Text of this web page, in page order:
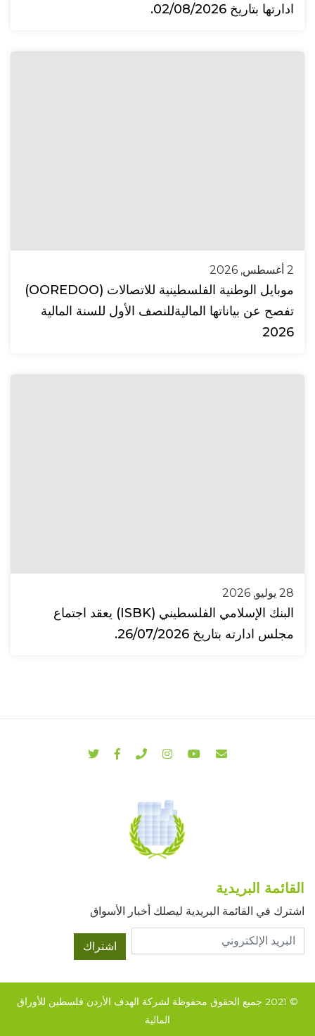
ادارتها بتاريخ 02/08/2026.
2 أغسطس, 2026
موبايل الوطنية الفلسطينية للاتصالات (OOREDOO)
تفصح عن بياناتها الماليةللنصف الأول للسنة المالية
2026
28 يوليو, 2026
البنك الإسلامي الفلسطيني (ISBK) يعقد اجتماع
مجلس ادارته بتاريخ 26/07/2026.
القائمة البريدية
اشترك في القائمة البريدية ليصلك أخبار الأسواق
اشتراك
© 2021 جميع الحقوق محفوظة لشركة الهدف الأردن فلسطين للأوراق
المالية